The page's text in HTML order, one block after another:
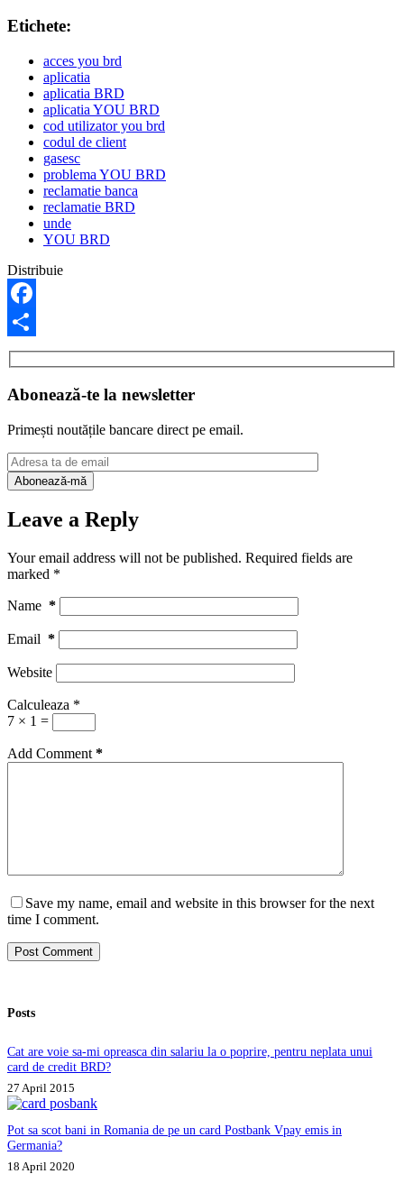
Etichete:
acces you brd
aplicatia
aplicatia BRD
aplicatia YOU BRD
cod utilizator you brd
codul de client
gasesc
problema YOU BRD
reclamatie banca
reclamatie BRD
unde
YOU BRD
Distribuie
Facebook
Share
Abonează-te la newsletter
Primești noutățile bancare direct pe email.
Leave a Reply
Your email address will not be published. Required fields are
marked *
Name *
Email *
Website
Calculeaza *
7 × 1 =
Add Comment *
Save my name, email and website in this browser for the next
time I comment.
Post Comment
Posts
Cat are voie sa-mi opreasca din salariu la o poprire, pentru neplata unui
card de credit BRD?
27 April 2015
Pot sa scot bani in Romania de pe un card Postbank Vpay emis in
Germania?
18 April 2020